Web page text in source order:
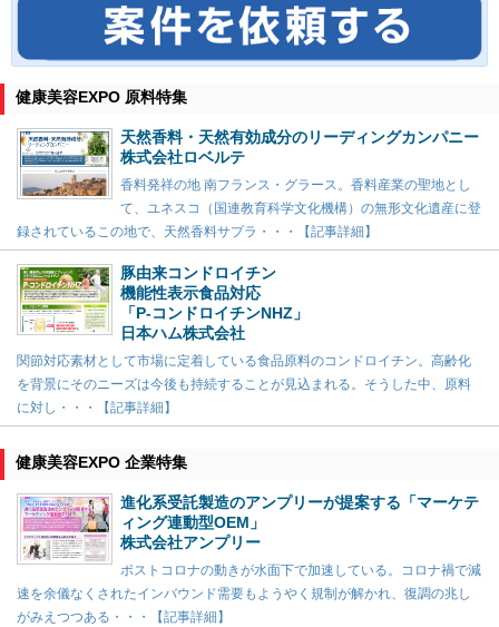
健康美容EXPO 原料特集
天然香料・天然有効成分のリーディングカンパニー
株式会社ロベルテ
香料発祥の地 南フランス・グラース。香料産業の聖地とし
て、ユネスコ（国連教育科学文化機構）の無形文化遺産に登
録されているこの地で、天然香料サプラ・・・【記事詳細】
豚由来コンドロイチン
機能性表示食品対応
「P-コンドロイチンNHZ」
日本ハム株式会社
関節対応素材として市場に定着している食品原料のコンドロイチン。高齢化
を背景にそのニーズは今後も持続することが見込まれる。そうした中、原料
に対し・・・【記事詳細】
健康美容EXPO 企業特集
進化系受託製造のアンプリーが提案する「マーケテ
ィング連動型OEM」
株式会社アンプリー
ポストコロナの動きが水面下で加速している。コロナ禍で減
速を余儀なくされたインバウンド需要もようやく規制が解かれ、復調の兆し
がみえつつある・・・【記事詳細】